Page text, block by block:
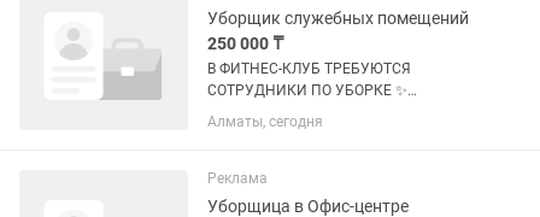
Уборщик служебных помещений
250 000 ₸
В ФИТНЕС-КЛУБ ТРЕБУЮТСЯ
СОТРУДНИКИ ПО УБОРКЕ ✨
Требования: • Ответственность и
аккуратность • Чистоплотность •
деталям • Соблюдение стандартов
чистоты • Умение...
Алматы, сегодня
Реклама
Уборщица в Офис-центре